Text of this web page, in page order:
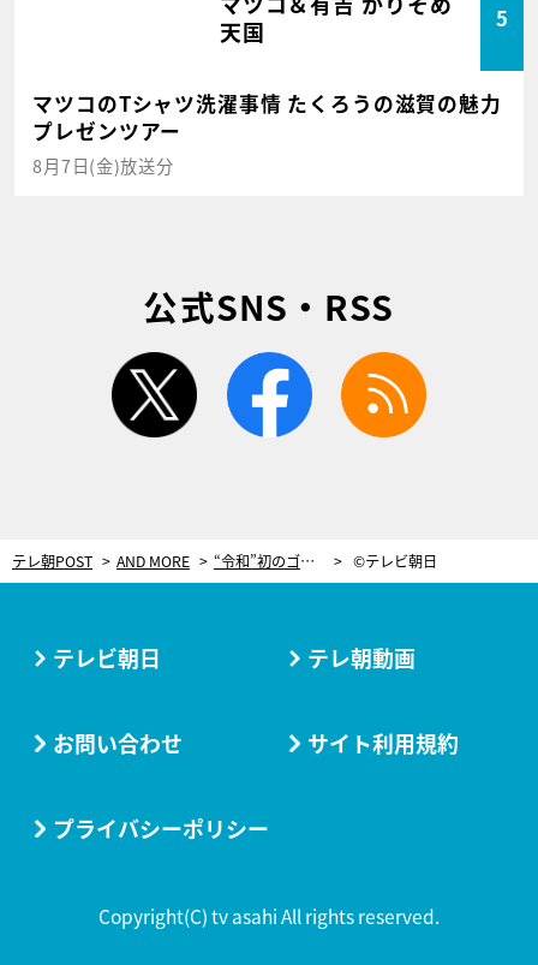
天国
5
マツコのTシャツ洗濯事情 たくろうの滋賀の魅力
プレゼンツアー
8月7日(金)放送分
公式SNS・RSS
twitter facebook
テレ朝POST AND MORE “令和”初のゴーちゃん。誕生イベント開催決定！ハローキティ、しんちゃんが登場 ©テレビ朝日
テレビ朝日 テレ朝動画
お問い合わせ サイト利用規約
プライバシーポリシー
Copyright(C) tv asahi All rights reserved.